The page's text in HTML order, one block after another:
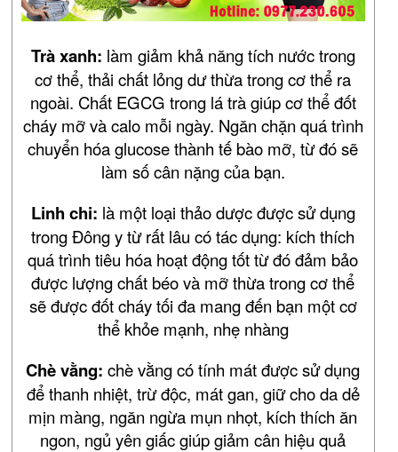
Trà xanh: làm giảm khả năng tích nước trong
cơ thể, thải chất lỏng dư thừa trong cơ thể ra
ngoài. Chất EGCG trong lá trà giúp cơ thể đốt
cháy mỡ và calo mỗi ngày. Ngăn chặn quá trình
chuyển hóa glucose thành tế bào mỡ, từ đó sẽ
làm số cân nặng của bạn.
Linh chi: là một loại thảo dược được sử dụng
trong Đông y từ rất lâu có tác dụng: kích thích
quá trình tiêu hóa hoạt động tốt từ đó đảm bảo
được lượng chất béo và mỡ thừa trong cơ thể
sẽ được đốt cháy tối đa mang đến bạn một cơ
thể khỏe mạnh, nhẹ nhàng
Chè vằng: chè vằng có tính mát được sử dụng
để thanh nhiệt, trừ độc, mát gan, giữ cho da dẻ
mịn màng, ngăn ngừa mụn nhọt, kích thích ăn
ngon, ngủ yên giấc giúp giảm cân hiệu quả